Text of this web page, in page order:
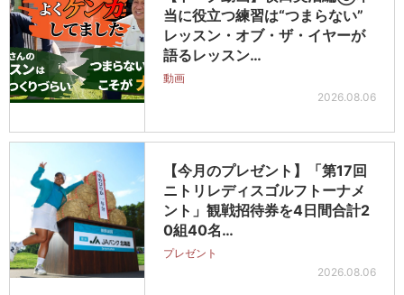
当に役立つ練習は“つまらない”
レッスン・オブ・ザ・イヤーが
語るレッスン…
動画
2026.08.06
【今月のプレゼント】「第17回
ニトリレディスゴルフトーナメ
ント」観戦招待券を4日間合計2
0組40名…
プレゼント
2026.08.06